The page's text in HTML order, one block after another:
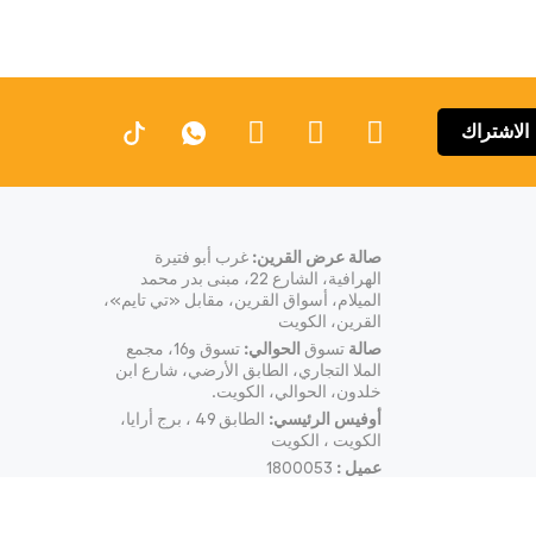
الاشتراك
صالة عرض القرين: غرب أبو فتيرة
الهرافية، الشارع 22، مبنى بدر محمد
الميلام، أسواق القرين، مقابل «تي تايم»،
القرين، الكويت
صالة تسوق الحوالي:
تسوق و16، مجمع
الملا التجاري، الطابق الأرضي، شارع ابن
خلدون، الحوالي، الكويت.
أوفيس الرئيسي:
الطابق 49 ، برج أرايا،
الكويت ، الكويت
عميل : 1800053